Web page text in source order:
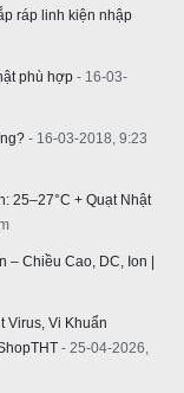
ráp linh kiện nhập
phù hợp - 16-03-
- 16-03-2018, 9:23
25–27°C + Quạt Nhật
Chiều Cao, DC, Ion |
Virus, Vi Khuẩn
- 25-04-2026,